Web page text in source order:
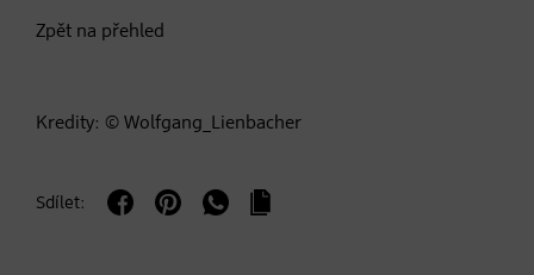
Zpět na přehled
Kredity: © Wolfgang_Lienbacher
Sdílet: